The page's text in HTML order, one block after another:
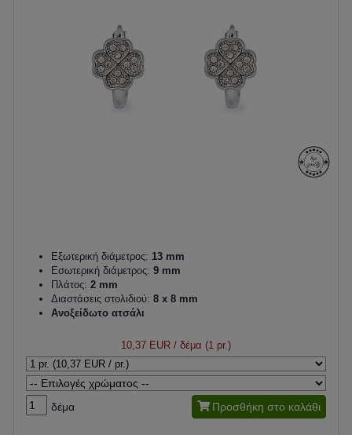
Εξωτερική διάμετρος: 13 mm
Εσωτερική διάμετρος: 9 mm
Πλάτος: 2 mm
Διαστάσεις στολιδιού: 8 x 8 mm
Ανοξείδωτο ατσάλι
10,37 EUR / δέμα (1 pr.)
δέμα Προσθήκη στο καλάθι